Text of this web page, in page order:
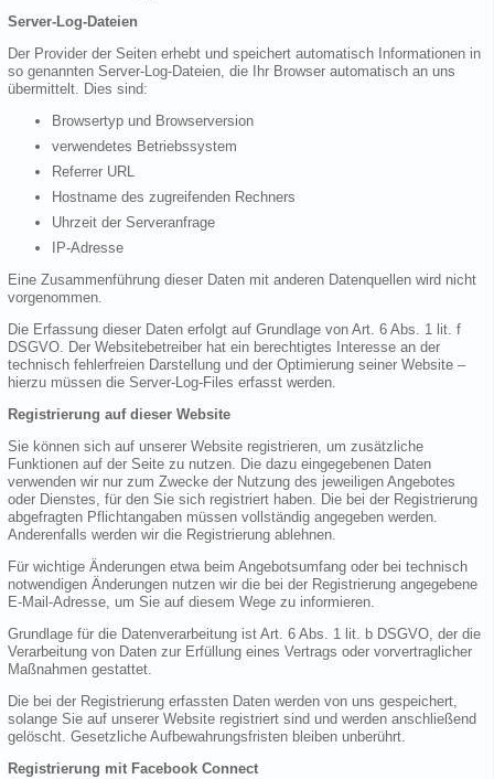
Server-Log-Dateien
Der Provider der Seiten erhebt und speichert automatisch Informationen in
so genannten Server-Log-Dateien, die Ihr Browser automatisch an uns
übermittelt. Dies sind:
Browsertyp und Browserversion
verwendetes Betriebssystem
Referrer URL
Hostname des zugreifenden Rechners
Uhrzeit der Serveranfrage
IP-Adresse
Eine Zusammenführung dieser Daten mit anderen Datenquellen wird nicht
vorgenommen.
Die Erfassung dieser Daten erfolgt auf Grundlage von Art. 6 Abs. 1 lit. f
DSGVO. Der Websitebetreiber hat ein berechtigtes Interesse an der
technisch fehlerfreien Darstellung und der Optimierung seiner Website –
hierzu müssen die Server-Log-Files erfasst werden.
Registrierung auf dieser Website
Sie können sich auf unserer Website registrieren, um zusätzliche
Funktionen auf der Seite zu nutzen. Die dazu eingegebenen Daten
verwenden wir nur zum Zwecke der Nutzung des jeweiligen Angebotes
oder Dienstes, für den Sie sich registriert haben. Die bei der Registrierung
abgefragten Pflichtangaben müssen vollständig angegeben werden.
Anderenfalls werden wir die Registrierung ablehnen.
Für wichtige Änderungen etwa beim Angebotsumfang oder bei technisch
notwendigen Änderungen nutzen wir die bei der Registrierung angegebene
E-Mail-Adresse, um Sie auf diesem Wege zu informieren.
Grundlage für die Datenverarbeitung ist Art. 6 Abs. 1 lit. b DSGVO, der die
Verarbeitung von Daten zur Erfüllung eines Vertrags oder vorvertraglicher
Maßnahmen gestattet.
Die bei der Registrierung erfassten Daten werden von uns gespeichert,
solange Sie auf unserer Website registriert sind und werden anschließend
gelöscht. Gesetzliche Aufbewahrungsfristen bleiben unberührt.
Registrierung mit Facebook Connect